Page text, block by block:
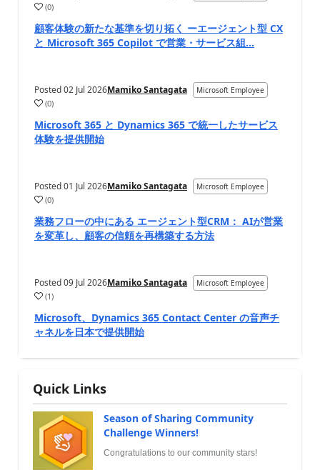
(0)
顧客体験の新たな基準を切り拓く ーエージェント型 CX
と Microsoft 365 Copilot で営業・サービス組...
Posted02 Jul 2026Mamiko Santagata Microsoft Employee
(0)
Microsoft 365 と Dynamics 365 で統一したサービス
体験を提供開始
Posted01 Jul 2026Mamiko Santagata Microsoft Employee
(0)
業務フローの中にある エージェント型CRM： AIが営業
を変革し、顧客の信頼を再構築する方法
Posted09 Jul 2026Mamiko Santagata Microsoft Employee
(1)
Microsoft、Dynamics 365 Contact Center の音声チ
ャネルを日本で提供開始
Quick Links
Season of Sharing Community
Challenge Winners!
Congratulations to our community stars!